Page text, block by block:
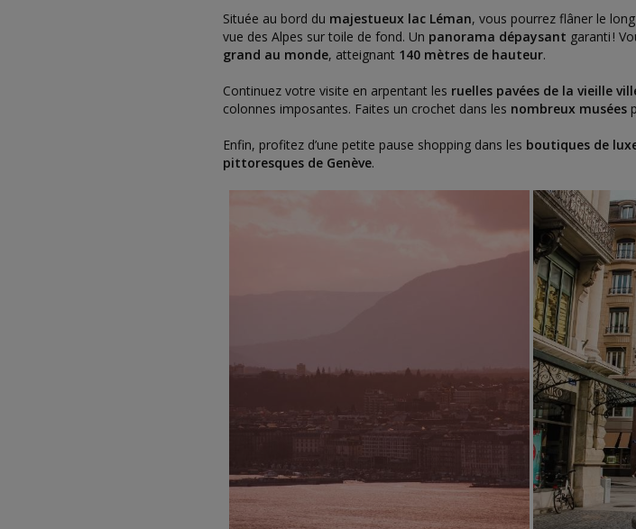
Située au bord du majestueux lac Léman, vous pourrez flâner le
vue des Alpes sur toile de fond. Un panorama dépaysant garanti !
grand au monde, atteignant 140 mètres de hauteur.
Continuez votre visite en arpentant les ruelles pavées de la vieille
colonnes imposantes. Faites un crochet dans les nombreux musées
Enfin, profitez d’une petite pause shopping dans les boutiques de
pittoresques de Genève.